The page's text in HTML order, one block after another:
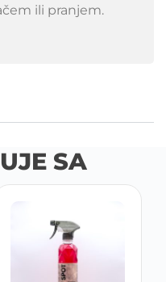
ili pranjem.
SA